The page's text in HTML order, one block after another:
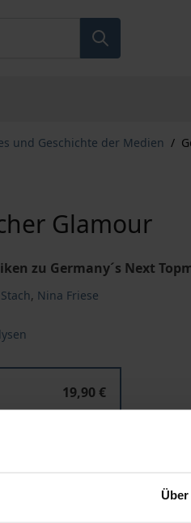
und Geschichte der Medien /
Glamour
zu Germany´s Next
, Nina Friese
19,90 €
der Lieferadresse kann die